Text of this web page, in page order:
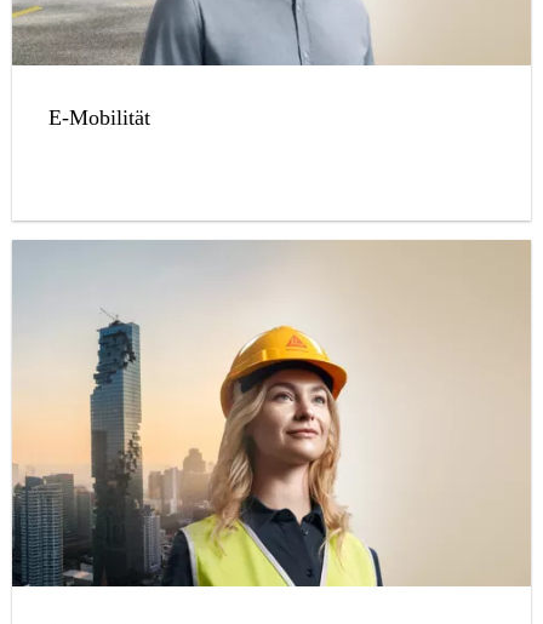
E-Mobilität